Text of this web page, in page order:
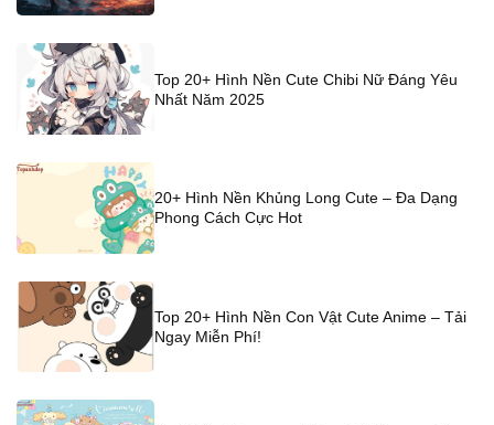
Top 20+ Hình Nền Cute Chibi Nữ Đáng Yêu
Nhất Năm 2025
20+ Hình Nền Khủng Long Cute – Đa Dạng
Phong Cách Cực Hot
Top 20+ Hình Nền Con Vật Cute Anime – Tải
Ngay Miễn Phí!